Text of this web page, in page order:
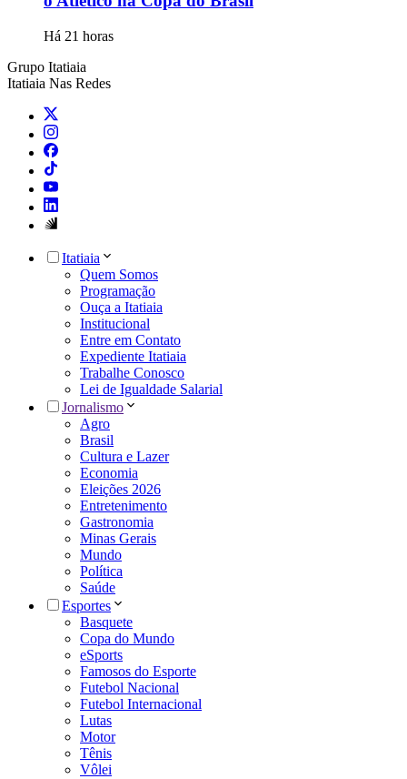
Há 21 horas
Grupo Itatiaia
Itatiaia Nas Redes
Itatiaia
Quem Somos
Programação
Ouça a Itatiaia
Institucional
Entre em Contato
Expediente Itatiaia
Trabalhe Conosco
Lei de Igualdade Salarial
Jornalismo
Agro
Brasil
Cultura e Lazer
Economia
Eleições 2026
Entretenimento
Gastronomia
Minas Gerais
Mundo
Política
Saúde
Esportes
Basquete
Copa do Mundo
eSports
Famosos do Esporte
Futebol Nacional
Futebol Internacional
Lutas
Motor
Tênis
Vôlei